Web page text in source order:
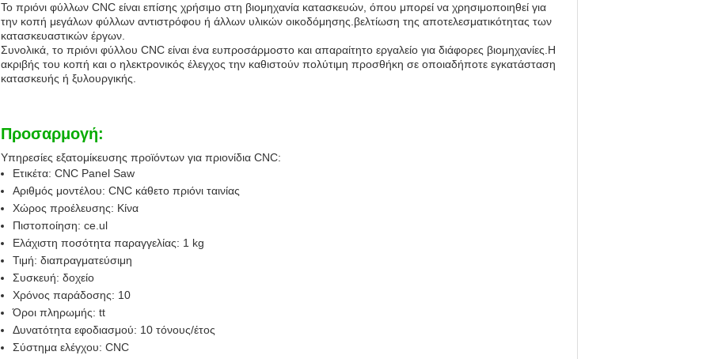
Το πριόνι φύλλων CNC είναι επίσης χρήσιμο στη βιομηχανία κατασκευών, όπου μπορεί να χρησιμοποιηθεί για
την κοπή μεγάλων φύλλων αντιστρόφου ή άλλων υλικών οικοδόμησης.βελτίωση της αποτελεσματικότητας των
κατασκευαστικών έργων.
Συνολικά, το πριόνι φύλλου CNC είναι ένα ευπροσάρμοστο και απαραίτητο εργαλείο για διάφορες βιομηχανίες.Η
ακριβής του κοπή και ο ηλεκτρονικός έλεγχος την καθιστούν πολύτιμη προσθήκη σε οποιαδήποτε εγκατάσταση
κατασκευής ή ξυλουργικής.
Προσαρμογή:
Υπηρεσίες εξατομίκευσης προϊόντων για πριονίδια CNC:
Ετικέτα: CNC Panel Saw
Αριθμός μοντέλου: CNC κάθετο πριόνι ταινίας
Χώρος προέλευσης: Κίνα
Πιστοποίηση: ce.ul
Ελάχιστη ποσότητα παραγγελίας: 1 kg
Τιμή: διαπραγματεύσιμη
Συσκευή: δοχείο
Χρόνος παράδοσης: 10
Όροι πληρωμής: tt
Δυνατότητα εφοδιασμού: 10 τόνους/έτος
Σύστημα ελέγχου: CNC